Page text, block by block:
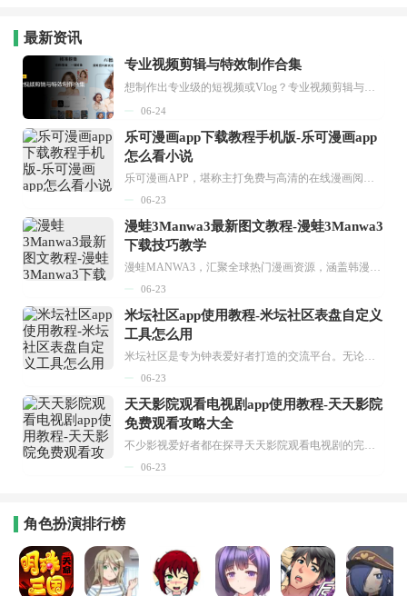
最新资讯
专业视频剪辑与特效制作合集
想制作出专业级的短视频或Vlog？专业视频剪辑与特效制作大全专题为你提供了从剪辑、抠像到特效包装的全套解决方案。无论是添加炫酷的片头、进行精准的视频抠图，还是制...
06-24
乐可漫画app下载教程手机版-乐可漫画app
怎么看小说
06-23
漫蛙3Manwa3最新图文教程-漫蛙3Manwa3
下载技巧教学
06-23
米坛社区app使用教程-米坛社区表盘自定义
工具怎么用
06-23
天天影院观看电视剧app使用教程-天天影院
免费观看攻略大全
06-23
角色扮演排行榜